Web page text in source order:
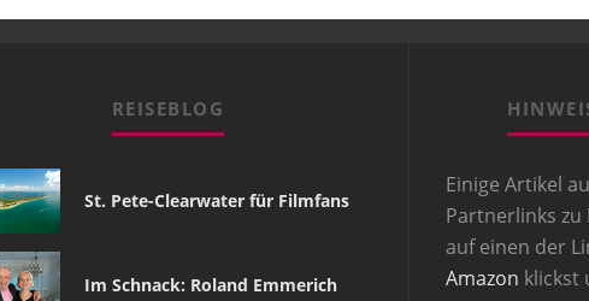
REISEBLOG
St. Pete-Clearwater für Filmfans
Im Schnack: Roland Emmerich
Einige Artikel
Partnerlinks zu
auf einen der
Amazon klickst